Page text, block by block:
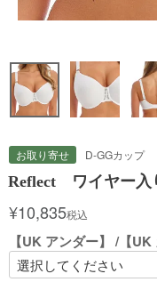
お取り寄せ D-GGカップ
Reflect ワイヤー入
¥10,835税込
【UK アンダー】 【UK